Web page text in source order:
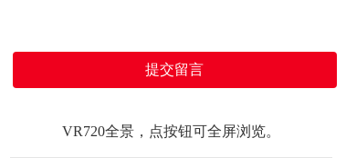
提交留言
VR720全景，点按钮可全屏浏览。